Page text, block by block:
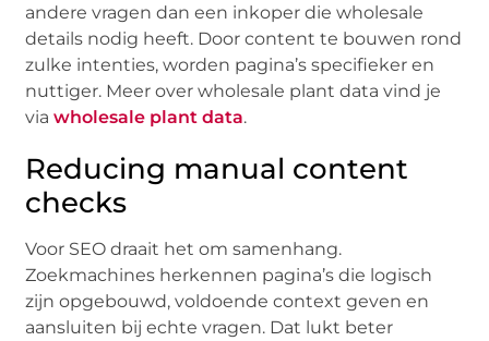
andere vragen dan een inkoper die wholesale
details nodig heeft. Door content te bouwen rond
zulke intenties, worden pagina’s specifieker en
nuttiger. Meer over wholesale plant data vind je
viawholesale plant data.
Reducing manual content
checks
Voor SEO draait het om samenhang.
Zoekmachines herkennen pagina’s die logisch
zijn opgebouwd, voldoende context geven en
aansluiten bij echte vragen. Dat lukt beter